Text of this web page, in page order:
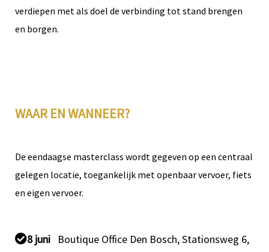
verdiepen met als doel de verbinding tot stand brengen
en borgen.
WAAR EN WANNEER?
De eendaagse masterclass wordt gegeven op een centraal
gelegen locatie, toegankelijk met openbaar vervoer, fiets
en eigen vervoer.
8 juni
Boutique Office Den Bosch, Stationsweg 6,